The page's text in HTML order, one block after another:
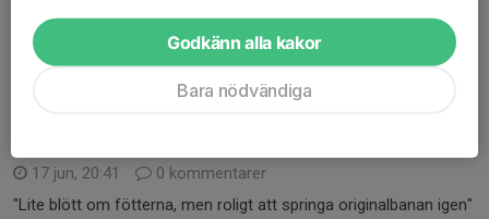
Du hittar även...
Läs mer
17 jun, 20:41
0 kommentarer
"Lite blött om fötterna, men roligt att springa originalbanan igen"
Godkänn alla kakor
Bara nödvändiga